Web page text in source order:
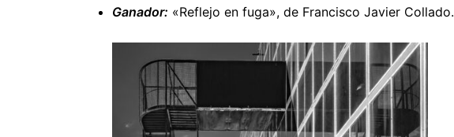
Ganador: «Reflejo en fuga», de Francisco Javier Collado.